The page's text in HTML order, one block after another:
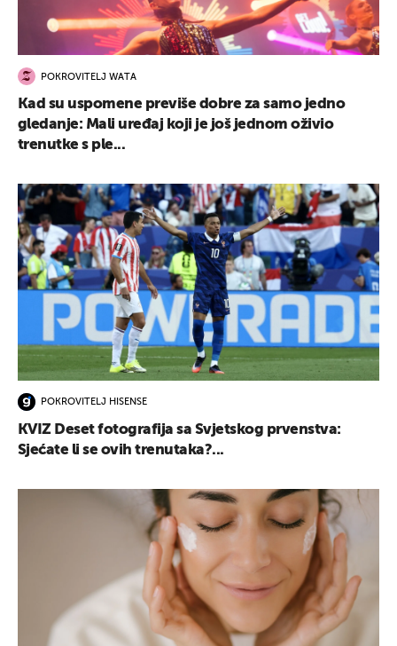
POKROVITELJ WATA
Kad su uspomene previše dobre za samo jedno
gledanje: Mali uređaj koji je još jednom oživio
trenutke s ple...
POKROVITELJ HISENSE
KVIZ Deset fotografija sa Svjetskog prvenstva:
Sjećate li se ovih trenutaka?...